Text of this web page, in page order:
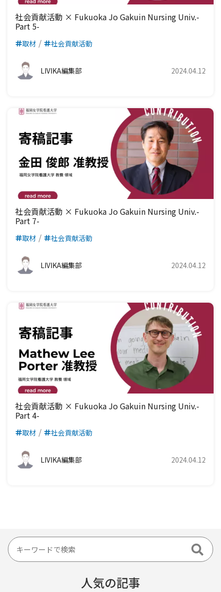
社会貢献活動 × Fukuoka Jo Gakuin Nursing Univ.-
Part 5-
取材 社会貢献活動
LIVIKA編集部 2024.04.12
社会貢献活動 × Fukuoka Jo Gakuin Nursing Univ.-
Part 7-
取材 社会貢献活動
LIVIKA編集部 2024.04.12
社会貢献活動 × Fukuoka Jo Gakuin Nursing Univ.-
Part 4-
取材 社会貢献活動
LIVIKA編集部 2024.04.12
人気の記事